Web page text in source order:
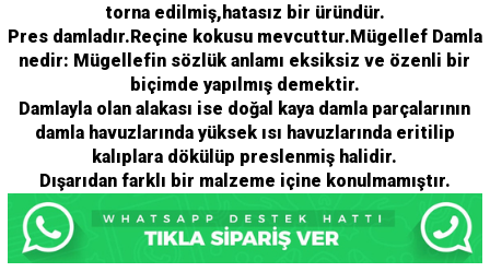
torna edilmiş,hatasız bir üründür.
Pres damladır.Reçine kokusu mevcuttur.Mügellef Damla
nedir: Mügellefin sözlük anlamı eksiksiz ve özenli bir
biçimde yapılmış demektir.
Damlayla olan alakası ise doğal kaya damla parçalarının
damla havuzlarında yüksek ısı havuzlarında eritilip
kalıplara dökülüp preslenmiş halidir.
Dışarıdan farklı bir malzeme içine konulmamıştır.